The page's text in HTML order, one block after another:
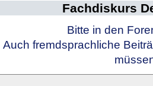
Fachdiskurs
Bitte in den
Auch fremdsprachliche